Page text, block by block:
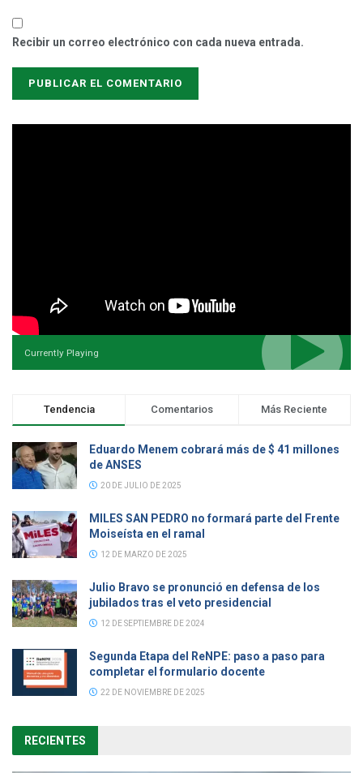
Recibir un correo electrónico con cada nueva entrada.
Currently Playing
Tendencia Comentarios Más Reciente
Eduardo Menem cobrará más de $ 41 millones
de ANSES
20 DE JULIO DE 2025
MILES SAN PEDRO no formará parte del Frente
Moiseísta en el ramal
12 DE MARZO DE 2025
Julio Bravo se pronunció en defensa de los
jubilados tras el veto presidencial
12 DE SEPTIEMBRE DE 2024
Segunda Etapa del ReNPE: paso a paso para
completar el formulario docente
22 DE NOVIEMBRE DE 2025
RECIENTES